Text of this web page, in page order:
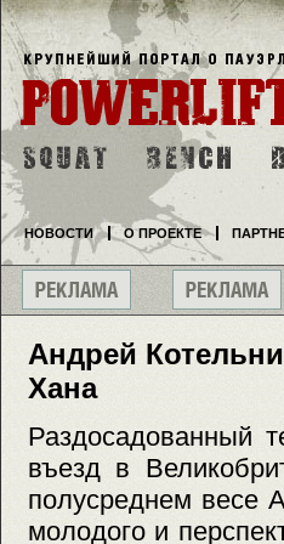
Андрей
Хана
Раздосадованный
въезд в
полусреднем весе
молодого и
НОВОСТИ О ПРОЕКТЕ